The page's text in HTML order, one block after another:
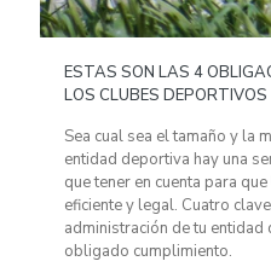
ESTAS SON LAS 4
LOS CLUBES DEPORTIVOS
Sea cual sea el tamaño y la
entidad deportiva hay una
que tener en cuenta para
eficiente y legal. Cuatro
administración de tu
obligado cumplimiento.